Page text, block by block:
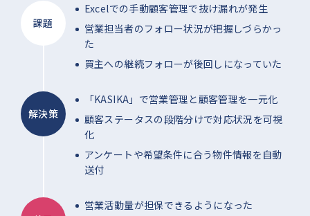
課題
Excelでの手動顧客管理で抜け漏れが発生
営業担当者のフォロー状況が把握しづらかっ
た
買主への継続フォローが後回しになっていた
解決策
「KASIKA」で営業管理と顧客管理を一元化
顧客ステータスの段階分けで対応状況を可視
化
アンケートや希望条件に合う物件情報を自動
送付
営業活動量が担保できるようになった